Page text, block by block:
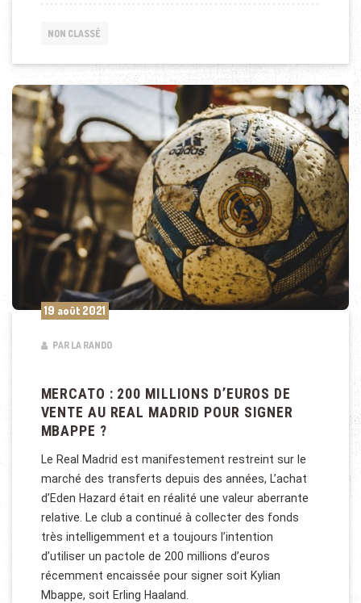
NON CLASSÉ
19 août 2021
PAR LA RANDO
MERCATO : 200 MILLIONS D’EUROS DE
VENTE AU REAL MADRID POUR SIGNER
MBAPPE ?
Le Real Madrid est manifestement restreint sur le
marché des transferts depuis des années, L’achat
d’Eden Hazard était en réalité une valeur aberrante
relative. Le club a continué à collecter des fonds
très intelligemment et a toujours l’intention
d’utiliser un pactole de 200 millions d’euros
récemment encaissée pour signer soit Kylian
Mbappe, soit Erling Haaland.